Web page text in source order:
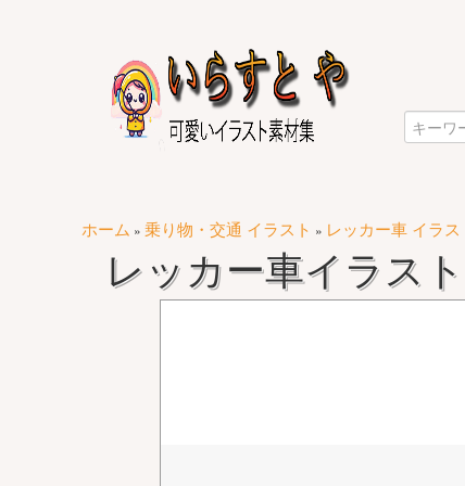
ホーム » 乗り物・交通 イラスト » レッカー車 イラス
レッカー車イラスト